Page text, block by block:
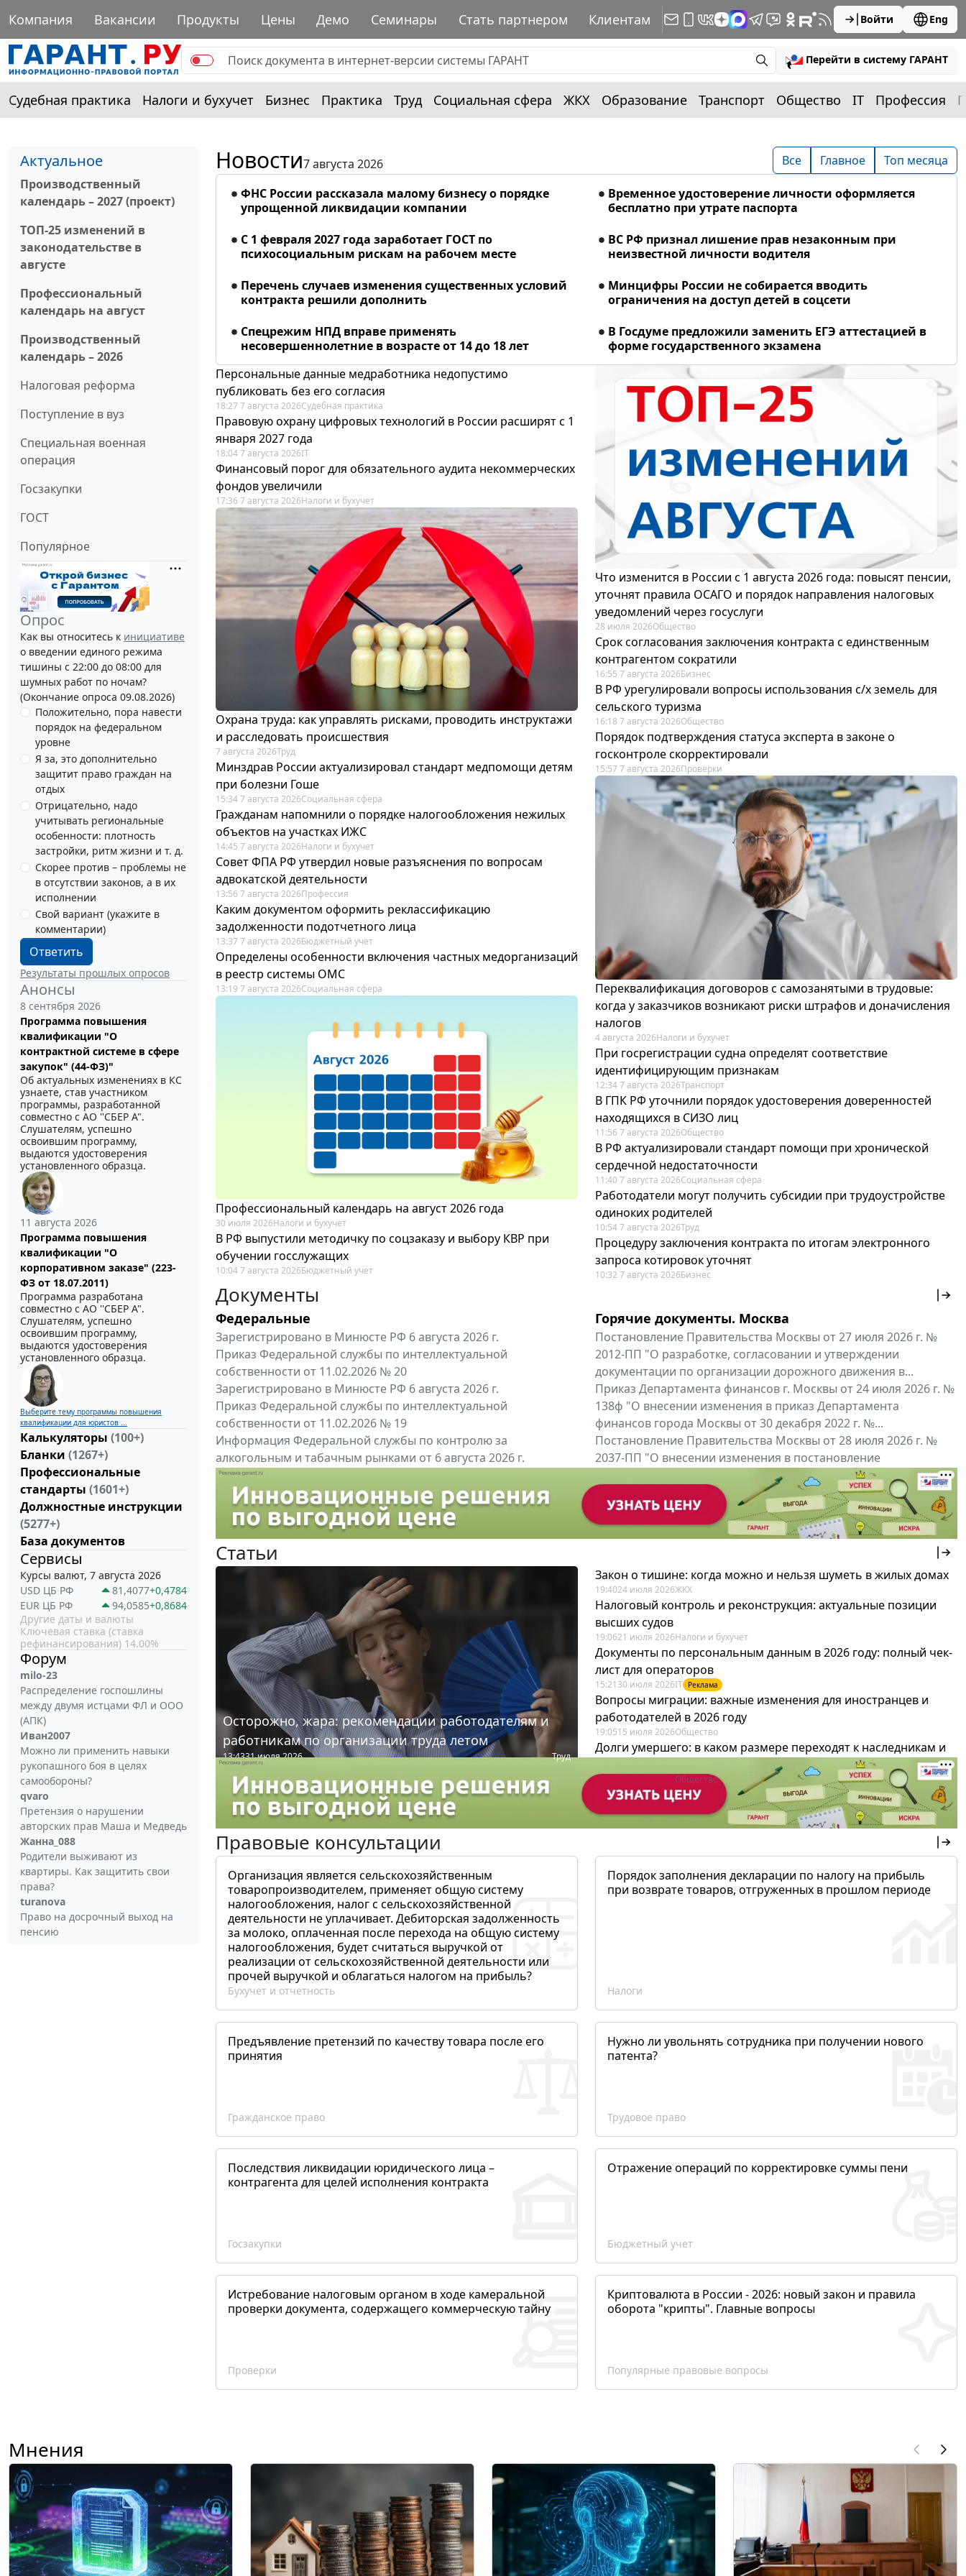
Компания Вакансии Продукты Цены Демо Семинары Стать партнером Клиентам Войти Eng
Перейти в систему ГАРАНТ
Судебная практика Налоги и бухучет Бизнес Практика Труд Социальная сфера ЖКХ Образование Транспорт Общество IT Профессия
Актуальное
Производственный
календарь – 2027 (проект)
ТОП-25 изменений в
законодательстве в
августе
Профессиональный
календарь на август
Производственный
календарь – 2026
Налоговая реформа
Поступление в вуз
Специальная военная
операция
Госзакупки
ГОСТ
Популярное
Опрос
Как вы относитесь к инициативе
о введении единого режима
тишины с 22:00 до 08:00 для
шумных работ по ночам?
(Окончание опроса 09.08.2026)
Положительно, пора навести
порядок на федеральном
уровне
Я за, это дополнительно
защитит право граждан на
отдых
Отрицательно, надо
учитывать региональные
особенности: плотность
застройки, ритм жизни и т. д.
Скорее против – проблемы не
в отсутствии законов, а в их
исполнении
Свой вариант (укажите в
комментарии)
Ответить
Результаты прошлых опросов
Анонсы
8 сентября 2026
Программа повышения
квалификации "О
контрактной системе в сфере
закупок" (44-ФЗ)"
Об актуальных изменениях в КС
узнаете, став участником
программы, разработанной
совместно с АО ''СБЕР А".
Слушателям, успешно
освоившим программу,
выдаются удостоверения
установленного образца.
11 августа 2026
Программа повышения
квалификации "О
корпоративном заказе" (223-
ФЗ от 18.07.2011)
Программа разработана
совместно с АО ''СБЕР А".
Слушателям, успешно
освоившим программу,
выдаются удостоверения
установленного образца.
Выберите тему программы повышения
квалификации для юристов ...
Калькуляторы (100+)
Бланки (1267+)
Профессиональные
стандарты (1601+)
Должностные инструкции
(5277+)
База документов
Сервисы
Курсы валют, 7 августа 2026
USD ЦБ РФ
81,4077+0,4784
EUR ЦБ РФ
94,0585+0,8684
Другие даты и валюты
Ключевая ставка (ставка
рефинансирования) 14.00%
Форум
milo-23
Распределение госпошлины
между двумя истцами ФЛ и ООО
(АПК)
Иван2007
Можно ли применить навыки
рукопашного боя в целях
самообороны?
qvaro
Претензия о нарушении
авторских прав Маша и Медведь
Жанна_088
Родители выживают из
квартиры. Как защитить свои
права?
turanova
Право на досрочный выход на
пенсию
Новости7 августа 2026 Все Главное Топ месяца
ФНС России рассказала малому бизнесу о порядке
упрощенной ликвидации компании
Временное удостоверение личности оформляется
бесплатно при утрате паспорта
С 1 февраля 2027 года заработает ГОСТ по
психосоциальным рискам на рабочем месте
ВС РФ признал лишение прав незаконным при
неизвестной личности водителя
Перечень случаев изменения существенных условий
контракта решили дополнить
Минцифры России не собирается вводить
ограничения на доступ детей в соцсети
Спецрежим НПД вправе применять
несовершеннолетние в возрасте от 14 до 18 лет
В Госдуме предложили заменить ЕГЭ аттестацией в
форме государственного экзамена
Персональные данные медработника недопустимо
публиковать без его согласия
18:27 7 августа 2026Судебная практика
Правовую охрану цифровых технологий в России расширят с 1
января 2027 года
18:04 7 августа 2026IT
Финансовый порог для обязательного аудита некоммерческих
фондов увеличили
17:36 7 августа 2026Налоги и бухучет
Охрана труда: как управлять рисками, проводить инструктажи
и расследовать происшествия
7 августа 2026Труд
Минздрав России актуализировал стандарт медпомощи детям
при болезни Гоше
15:34 7 августа 2026Социальная сфера
Гражданам напомнили о порядке налогообложения нежилых
объектов на участках ИЖС
14:45 7 августа 2026Налоги и бухучет
Совет ФПА РФ утвердил новые разъяснения по вопросам
адвокатской деятельности
13:56 7 августа 2026Профессия
Каким документом оформить реклассификацию
задолженности подотчетного лица
13:37 7 августа 2026Бюджетный учет
Определены особенности включения частных медорганизаций
в реестр системы ОМС
13:19 7 августа 2026Социальная сфера
Профессиональный календарь на август 2026 года
30 июля 2026Налоги и бухучет
В РФ выпустили методичку по соцзаказу и выбору КВР при
обучении госслужащих
10:04 7 августа 2026Бюджетный учет
Что изменится в России с 1 августа 2026 года: повысят пенсии,
уточнят правила ОСАГО и порядок направления налоговых
уведомлений через госуслуги
28 июля 2026Общество
Срок согласования заключения контракта с единственным
контрагентом сократили
16:55 7 августа 2026Бизнес
В РФ урегулировали вопросы использования с/х земель для
сельского туризма
16:18 7 августа 2026Общество
Порядок подтверждения статуса эксперта в законе о
госконтроле скорректировали
15:57 7 августа 2026Проверки
Переквалификация договоров с самозанятыми в трудовые:
когда у заказчиков возникают риски штрафов и доначисления
налогов
4 августа 2026Налоги и бухучет
При госрегистрации судна определят соответствие
идентифицирующим признакам
12:34 7 августа 2026Транспорт
В ГПК РФ уточнили порядок удостоверения доверенностей
находящихся в СИЗО лиц
11:56 7 августа 2026Общество
В РФ актуализировали стандарт помощи при хронической
сердечной недостаточности
11:40 7 августа 2026Социальная сфера
Работодатели могут получить субсидии при трудоустройстве
одиноких родителей
10:54 7 августа 2026Труд
Процедуру заключения контракта по итогам электронного
запроса котировок уточнят
10:32 7 августа 2026Бизнес
Документы
Федеральные
Зарегистрировано в Минюсте РФ 6 августа 2026 г.
Приказ Федеральной службы по интеллектуальной
собственности от 11.02.2026 № 20
Зарегистрировано в Минюсте РФ 6 августа 2026 г.
Приказ Федеральной службы по интеллектуальной
собственности от 11.02.2026 № 19
Информация Федеральной службы по контролю за
алкогольным и табачным рынками от 6 августа 2026 г.
"Вниманию производителей и импортёров алкогольной...
Все федеральные документы
Горячие документы. Москва
Постановление Правительства Москвы от 27 июля 2026 г. №
2012-ПП "О разработке, согласовании и утверждении
документации по организации дорожного движения в...
Приказ Департамента финансов г. Москвы от 24 июля 2026 г. №
138ф "О внесении изменения в приказ Департамента
финансов города Москвы от 30 декабря 2022 г. №...
Постановление Правительства Москвы от 28 июля 2026 г. №
2037-ПП "О внесении изменения в постановление
Правительства Москвы от 26 июля 2011 г. № 334-ПП"
Все региональные документы Мой регион ...
Статьи
Осторожно, жара: рекомендации работодателям и
работникам по организации труда летом
13:4331 июля 2026 Труд
Закон о тишине: когда можно и нельзя шуметь в жилых домах
19:4024 июля 2026ЖКХ
Налоговый контроль и реконструкция: актуальные позиции
высших судов
19:0621 июля 2026Налоги и бухучет
Документы по персональным данным в 2026 году: полный чек-
лист для операторов
15:21 30 июля 2026IT Реклама
Вопросы миграции: важные изменения для иностранцев и
работодателей в 2026 году
19:0515 июля 2026Общество
Долги умершего: в каком размере переходят к наследникам и
19:43 Общество
Правовые консультации
Организация является сельскохозяйственным
товаропроизводителем, применяет общую систему
налогообложения, налог с сельскохозяйственной
деятельности не уплачивает. Дебиторская задолженность
за молоко, оплаченная после перехода на общую систему
налогообложения, будет считаться выручкой от
реализации от сельскохозяйственной деятельности или
прочей выручкой и облагаться налогом на прибыль?
Бухучет и отчетность
Порядок заполнения декларации по налогу на прибыль
при возврате товаров, отгруженных в прошлом периоде
Налоги
Предъявление претензий по качеству товара после его
принятия
Гражданское право
Нужно ли увольнять сотрудника при получении нового
патента?
Трудовое право
Последствия ликвидации юридического лица –
контрагента для целей исполнения контракта
Госзакупки
Отражение операций по корректировке суммы пени
Бюджетный учет
Истребование налоговым органом в ходе камеральной
проверки документа, содержащего коммерческую тайну
Проверки
Криптовалюта в России - 2026: новый закон и правила
оборота "крипты". Главные вопросы
Популярные правовые вопросы
Мнения